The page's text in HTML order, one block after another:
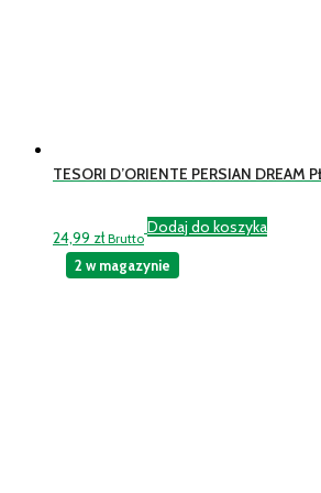
TESORI D’ORIENTE PERSIAN DREAM
24,99 zł Brutto
Dodaj do koszyka
2 w magazynie